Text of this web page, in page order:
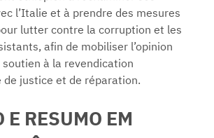
l’Italie et à prendre des mesures
lutter contre la corruption et les
afin de mobiliser l’opinion
soutien à la revendication
de justice et de réparation.
E RESUMO EM